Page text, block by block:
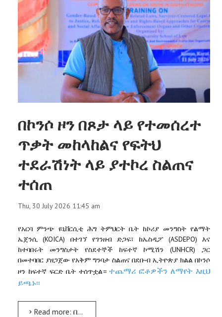
በኮንሶ ዞን በጾታ ላይ የተመሰረተ
ጥቃት መከላከልና የፍትህ
ተደራሽነት ላይ ያተኮረ ስልጠና
ተሰጠ
Thu, 30 July 2026 11:45 am
የአርባ ምንጭ ዩኒቨርሲቲ ሕግ ትምህርት ቤት ከኮሪያ መንግስት የልማት
ኤጀንሲ (KOICA) በተገኘ የገንዘብ ድጋፍ፣ ከኤስዲፖ(ASDEPO)እና
ከተባበሩት
መንግስታት የስደተኞች ከፍተኛ ኮሚሽን (UNHCR)ጋር
በመተባበር ያዘጋጀው የአቅም ግንባታ ስልጠና በደቡብ ኢትዮጵያ ክልል በኮንሶ
ዞን ከፍተኛ ፍርድ ቤት ተሰጥቷል።ተጨማሪ ፎቶዎችን ለማየት እዚህ
ይጫኑ፡፡
Read more: በኮንሶ ዞን በጾታ ላይ የተመሰረተ ጥቃት መከላከልና የፍትህ ተደራሽነት ላይ ያተኮረ ስልጠና ተሰጠ